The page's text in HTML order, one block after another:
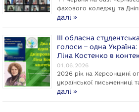
фахового коледжу та
далі »
ІІІ обласна
голоси – одна
Ліна Костенко в
01.06.2026
2026 рік на Херсонщині
укpaїнcької письменниці
далі »